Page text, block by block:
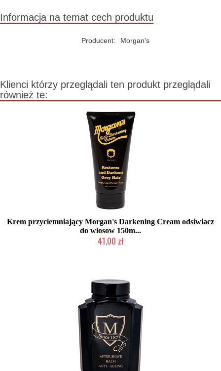
Informacja na temat cech produktu
Producent: Morgan's
Klienci którzy przeglądali ten produkt przeglądali
również te:
Krem przyciemniający Morgan's Darkening Cream odsiwiacz
do włosow 150m...
41,00 zł